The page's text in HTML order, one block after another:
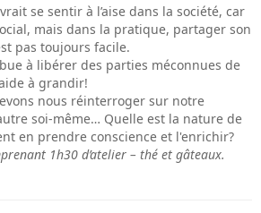
se sentir à l’aise dans la société, car
mais dans la pratique, partager son
pas toujours facile.
à libérer des parties méconnues de
à grandir!
nous réinterroger sur notre
soi-même… Quelle est la nature de
en prendre conscience et l'enrichir?
1h30 d’atelier – thé et gâteaux.